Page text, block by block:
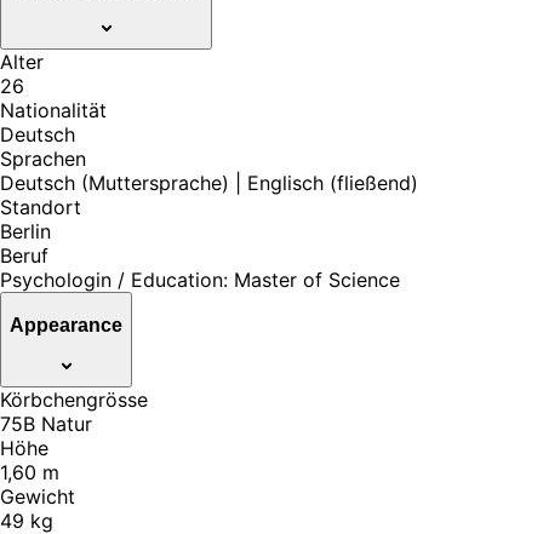
Alter
26
Nationalität
Deutsch
Sprachen
Deutsch (Muttersprache) | Englisch (fließend)
Standort
Berlin
Beruf
Psychologin / Education: Master of Science
Appearance
Körbchengrösse
75B Natur
Höhe
1,60 m
Gewicht
49 kg